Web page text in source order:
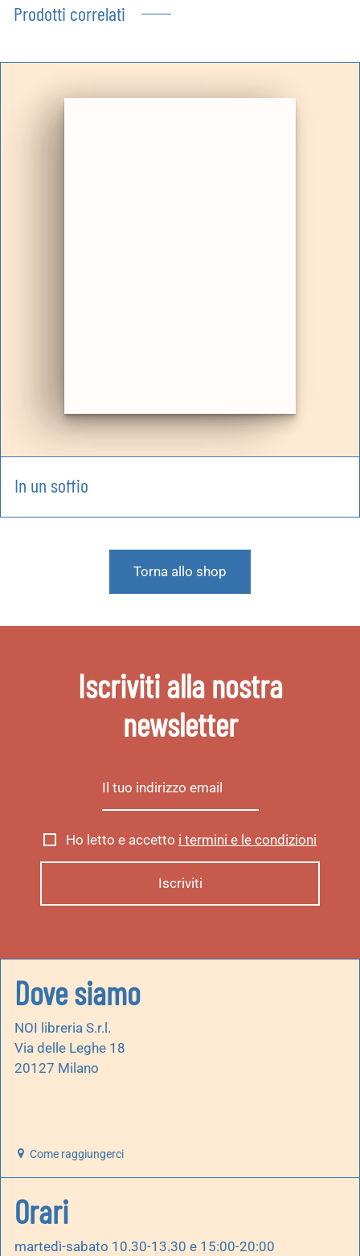
Prodotti correlati
In un soffio
Torna allo shop
Iscriviti alla nostra
newsletter
Ho letto e accetto i termini e le condizioni
Dove siamo
NOI libreria S.r.l.
Via delle Leghe 18
20127 Milano
Come raggiungerci
Orari
martedì-sabato 10.30-13.30 e 15:00-20:00